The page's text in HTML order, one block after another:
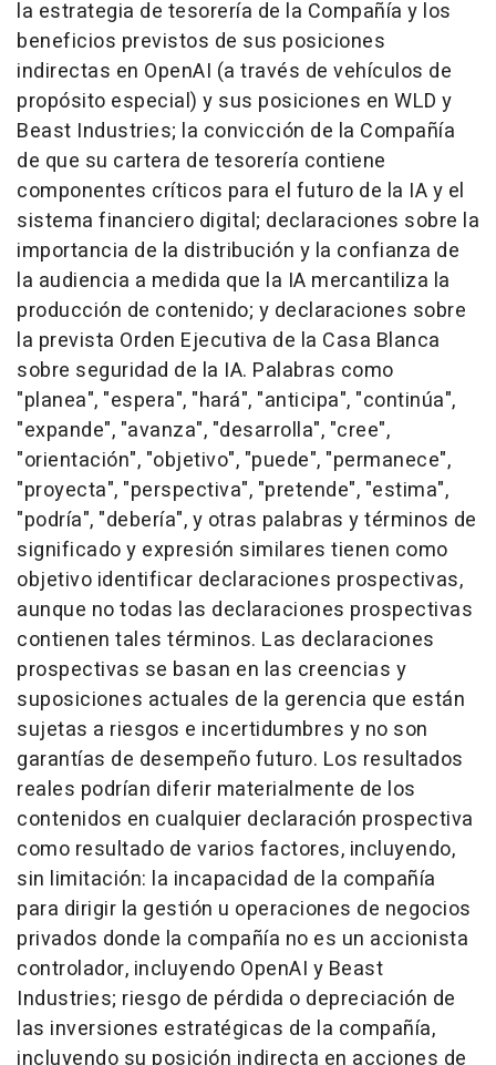
la estrategia de tesorería de la Compañía y los
beneficios previstos de sus posiciones
indirectas en OpenAI (a través de vehículos de
propósito especial) y sus posiciones en WLD y
Beast Industries; la convicción de la Compañía
de que su cartera de tesorería contiene
componentes críticos para el futuro de la IA y el
sistema financiero digital; declaraciones sobre la
importancia de la distribución y la confianza de
la audiencia a medida que la IA mercantiliza la
producción de contenido; y declaraciones sobre
la prevista Orden Ejecutiva de la Casa Blanca
sobre seguridad de la IA. Palabras como
"planea", "espera", "hará", "anticipa", "continúa",
"expande", "avanza", "desarrolla", "cree",
"orientación", "objetivo", "puede", "permanece",
"proyecta", "perspectiva", "pretende", "estima",
"podría", "debería", y otras palabras y términos de
significado y expresión similares tienen como
objetivo identificar declaraciones prospectivas,
aunque no todas las declaraciones prospectivas
contienen tales términos. Las declaraciones
prospectivas se basan en las creencias y
suposiciones actuales de la gerencia que están
sujetas a riesgos e incertidumbres y no son
garantías de desempeño futuro. Los resultados
reales podrían diferir materialmente de los
contenidos en cualquier declaración prospectiva
como resultado de varios factores, incluyendo,
sin limitación: la incapacidad de la compañía
para dirigir la gestión u operaciones de negocios
privados donde la compañía no es un accionista
controlador, incluyendo OpenAI y Beast
Industries; riesgo de pérdida o depreciación de
las inversiones estratégicas de la compañía,
incluyendo su posición indirecta en acciones de